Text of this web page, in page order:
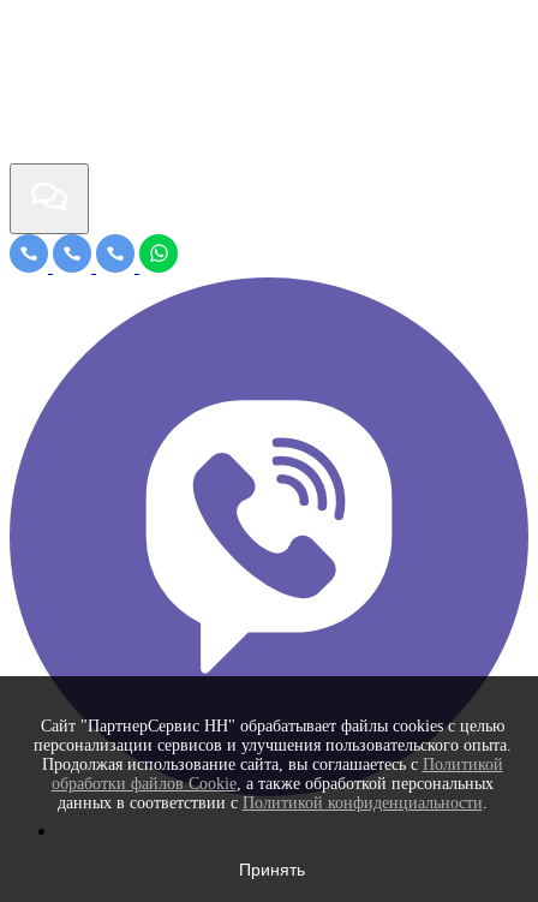
Сайт "ПартнерСервис НН" обрабатывает файлы cookies с целью
персонализации сервисов и улучшения пользовательского опыта.
Продолжая использование сайта, вы соглашаетесь с Политикой
обработки файлов Cookie, а также обработкой персональных
данных в соответствии с Политикой конфиденциальности.
Принять